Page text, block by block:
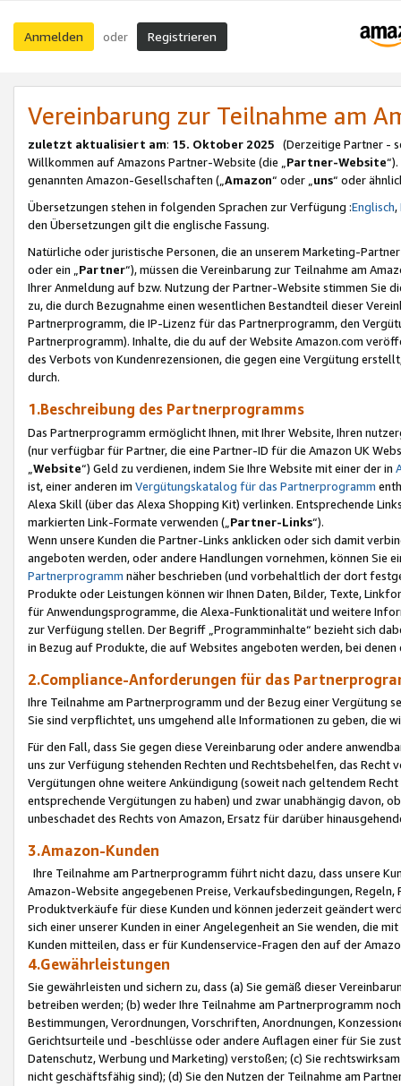
Anmelden oder Registrieren
Vereinbarung zur Teilnahme am
zuletzt aktualisiert am: 15. Oktober 2025 (Derzeitige Partner -
Willkommen auf Amazons Partner-Website (die „Partner-Website
genannten Amazon-Gesellschaften („Amazon“ oder „uns“ oder
Übersetzungen stehen in folgenden Sprachen zur Verfügung :Englisch,
den Übersetzungen gilt die englische Fassung.
Natürliche oder juristische Personen, die an unserem Marketing-
oder ein „Partner“), müssen die Vereinbarung zur Teilnahme am
Ihrer Anmeldung auf bzw. Nutzung der Partner-Website stimmen Sie
zu, die durch Bezugnahme einen wesentlichen Bestandteil dieser
Partnerprogramm, die IP-Lizenz für das Partnerprogramm, den
Partnerprogramm). Inhalte, die du auf der Website Amazon.com
des Verbots von Kundenrezensionen, die gegen eine Vergütung
durch.
1.Beschreibung des Partnerprogramms
Das Partnerprogramm ermöglicht Ihnen, mit Ihrer Website, Ihren
(nur verfügbar für Partner, die eine Partner-ID für die Amazon UK
Website“) Geld zu verdienen, indem Sie Ihre Website mit einer der in
ist, einer anderen im Vergütungskatalog für das Partnerprogramm
Alexa Skill (über das Alexa Shopping Kit) verlinken. Entsprechende
markierten Link-Formate verwenden („ Partner-Links“).
Wenn unsere Kunden die Partner-Links anklicken oder sich damit
angeboten werden, oder andere Handlungen vornehmen, können Sie
Partnerprogramm näher beschrieben (und vorbehaltlich der dort
Produkte oder Leistungen können wir Ihnen Daten, Bilder, Texte,
für Anwendungsprogramme, die Alexa-Funktionalität und weitere
zur Verfügung stellen. Der Begriff „Programminhalte“ bezieht sich
in Bezug auf Produkte, die auf Websites angeboten werden, bei
2.Compliance-Anforderungen für das
Ihre Teilnahme am Partnerprogramm und der Bezug einer Vergütung
Sie sind verpflichtet, uns umgehend alle Informationen zu geben, die
Für den Fall, dass Sie gegen diese Vereinbarung oder andere
uns zur Verfügung stehenden Rechten und Rechtsbehelfen, das
Vergütungen ohne weitere Ankündigung (soweit nach geltendem
entsprechende Vergütungen zu haben) und zwar unabhängig davon,
unbeschadet des Rechts von Amazon, Ersatz für darüber
3.Amazon-Kunden
Ihre Teilnahme am Partnerprogramm führt nicht dazu, dass unsere
Amazon-Website angegebenen Preise, Verkaufsbedingungen,
Produktverkäufe für diese Kunden und können jederzeit geändert
sich einer unserer Kunden in einer Angelegenheit an Sie wenden, die
Kunden mitteilen, dass er für Kundenservice-Fragen den auf der
4.Gewährleistungen
Sie gewährleisten und sichern zu, dass (a) Sie gemäß dieser
betreiben werden; (b) weder Ihre Teilnahme am Partnerprogramm
Bestimmungen, Verordnungen, Vorschriften, Anordnungen,
Gerichtsurteile und -beschlüsse oder andere Auflagen einer für Sie
Datenschutz, Werbung und Marketing) verstoßen; (c) Sie
nicht geschäftsfähig sind); (d) Sie den Nutzen der Teilnahme am